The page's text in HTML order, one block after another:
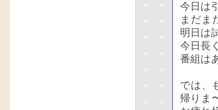
今日は
まだま
明日は
今日長
番組は
では、
帰りま